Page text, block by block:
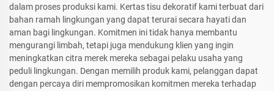
dalam proses produksi kami. Kertas tisu dekoratif kami terbuat dari
bahan ramah lingkungan yang dapat terurai secara hayati dan
aman bagi lingkungan. Komitmen ini tidak hanya membantu
mengurangi limbah, tetapi juga mendukung klien yang ingin
meningkatkan citra merek mereka sebagai pelaku usaha yang
peduli lingkungan. Dengan memilih produk kami, pelanggan dapat
dengan percaya diri mempromosikan komitmen mereka terhadap